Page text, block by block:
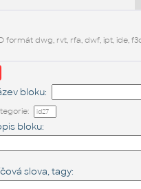
formát dwg, rvt, rfa, dwf, ipt, ide,
bloku:
bloku:
slova, tagy: